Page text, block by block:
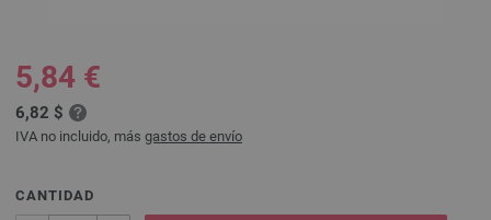
5,84 €
6,82 $
IVA no incluido, más gastos de envío
CANTIDAD